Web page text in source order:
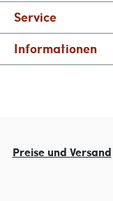
Service
Informationen
Preise und Versand